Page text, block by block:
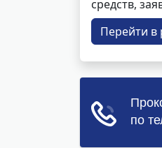
средств,
Перейти в